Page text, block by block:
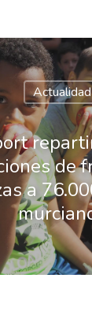
to search or ESC
Actualidad
de
a